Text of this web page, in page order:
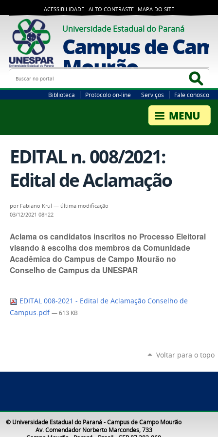
ACESSIBILIDADE ALTO CONTRASTE MAPA DO SITE
Universidade Estadual do Paraná
Campus de
Mourão
Busca
Biblioteca Protocolo on-line Serviços Fale conosco
EDITAL n. 008/2021:
Edital de Aclamação
por Fabiano Krul — última modificação
03/12/2021 08h22
Aclama os candidatos inscritos no Processo Eleitoral
visando à escolha dos membros da Comunidade
Acadêmica do Campus de Campo Mourão no
Conselho de Campus da UNESPAR
EDITAL 008-2021 - Edital de Aclamação Conselho de
Campus.pdf — 613 KB
Voltar para o topo
© Universidade Estadual do Paraná - Campus de Campo Mourão
Av. Comendador Norberto Marcondes, 733